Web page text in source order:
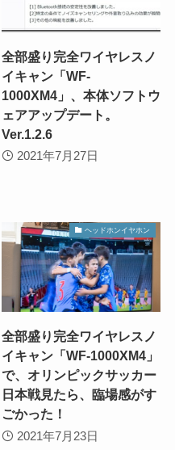
全部盛り完全ワイヤレスノ
イキャン「WF-
1000XM4」、本体ソフトウ
ェアアップデート。
Ver.1.2.6
2021年7月27日
ヘッドホンイヤホン
全部盛り完全ワイヤレスノ
イキャン「WF-1000XM4」
で、オリンピックサッカー
日本戦見たら、臨場感がす
ごかった！
2021年7月23日